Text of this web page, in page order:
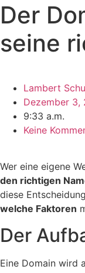
Der
seine
Lambert
Dezember 3,
9:33 a.m.
Keine
Wer eine eigene
den richtigen
diese
welche Faktoren
Der
Eine Domain wird